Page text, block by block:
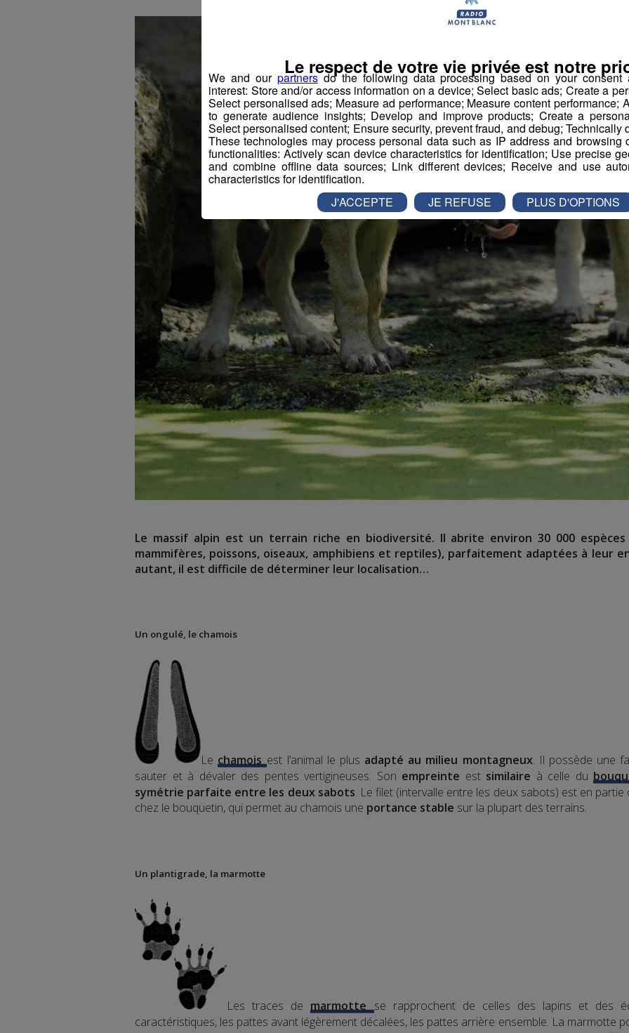
Le massif alpin est un terrain riche en biodiversité. Il abrite environ 30 000
mammifères, poissons, oiseaux, amphibiens et reptiles), parfaitement adaptées à leur
autant, il est difficile de déterminer leur localisation…
Un ongulé, le chamois
Lechamois est l’animal le plus adapté au milieu montagneux. Il possède une
sauter et à dévaler des pentes vertigineuses. Son empreinte est similaire à celle du
symétrie parfaite entre les deux sabots. Le filet (intervalle entre les deux sabots) est en
chez le bouquetin, qui permet au chamois une portance stable sur la plupart des terrains.
Un plantigrade, la marmotte
Les traces de marmotte se rapprochent de celles des lapins et des
caractéristiques, les pattes avant légèrement décalées, les pattes arrière ensemble. La marmotte
We and our partnersdo the following data processing based on your consent
interest: Store and/or access information on a device; Select basic ads; Create a
Select personalised ads; Measure ad performance; Measure content performance;
to generate audience insights; Develop and improve products; Create a
Select personalised content; Ensure security, prevent fraud, and debug; Technically
These technologies may process personal data such as IP address and browsing
functionalities: Actively scan device characteristics for identification; Use precise
and combine offline data sources; Link different devices; Receive and use
characteristics for identification.
Le respect de votre vie privée est notre
J'ACCEPTE JE REFUSE PLUS D'OPTIONS